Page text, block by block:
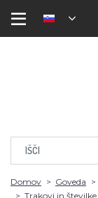
Domov Goveda
Trakovi in številke